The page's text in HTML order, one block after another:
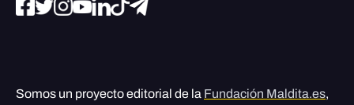
Somos un proyecto editorial de la Fundación Maldita.es,